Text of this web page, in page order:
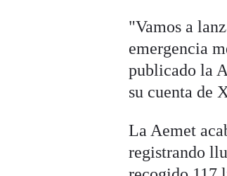
"Vamos a
emergencia
publicado la
su cuenta de
La Aemet
registrando